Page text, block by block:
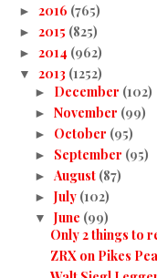
► 2016 (765)
► 2015 (825)
► 2014 (962)
▼ 2013 (1252)
► December (102)
► November (99)
► October (95)
► September (95)
► August (87)
► July (102)
▼ June (99)
Only 2 things to
ZRX on Pikes